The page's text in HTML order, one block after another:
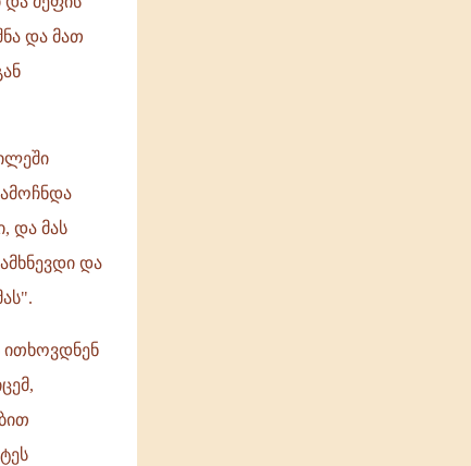
და მათ
და მას
და
ითხოვდნენ